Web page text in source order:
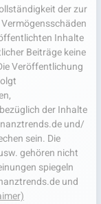
der zur
Inhalte
Beiträge keine
Veröffentlichung
der Inhalte
und/
sein. Die
gehören nicht
spiegeln
und